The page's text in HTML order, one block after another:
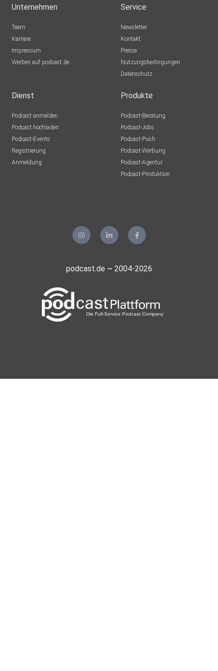
Unternehmen
Team
Karriere
Impressum
Werben auf podcast.de
Service
Newsletter
Kontakt
Presse
Nutzungsbedingungen
Datenschutz
Dienst
Podcast anmelden
Podcast hochladen
Podcast-Events
Registrierung
Anmeldung
Produkte
Podcast-Beratung
Podcast-Jobs
Podcast-Push
Podcast-Werbung
Podcast-Agentur
Podcast-Produktion
podcast.de ~ 2004-2026